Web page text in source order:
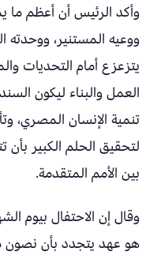
وأكد الرئيس أن أعظم
ووعيه المستنير، ووحدته
يتزعزع أمام التحديات
العمل والبناء ليكون
تنمية الإنسان المصري،
لتحقيق الحلم الكبير بأن
بين الأمم المتقدمة.
وقال إن الاحتفال بيوم
هو عهد يتجدد بأن نصون